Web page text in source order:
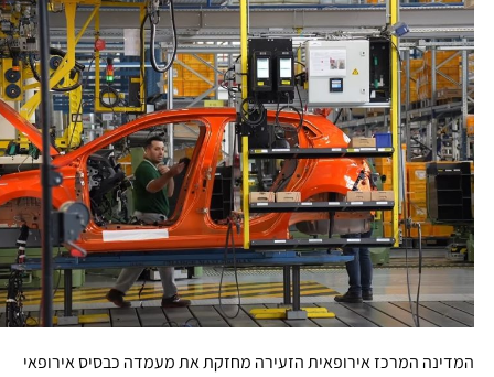
המדינה המרכז אירופאית הזעירה מחזקת את מעמדה כבסיס אירופאי